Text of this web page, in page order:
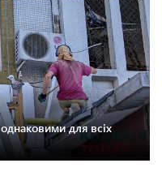
для всіх